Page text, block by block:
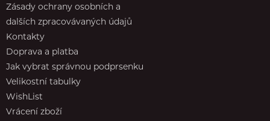
Zásady ochrany osobních a
dalších zpracovávaných údajů
Kontakty
Doprava a platba
Jak vybrat správnou podprsenku
Velikostní tabulky
WishList
Vrácení zboží